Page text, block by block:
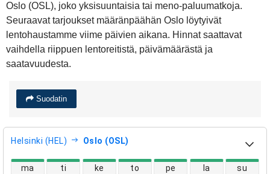
Oslo (OSL), joko yksisuuntaisia tai meno-paluumatkoja.
Seuraavat tarjoukset määränpäähän Oslo löytyivät
lentohaustamme viime päivien aikana. Hinnat saattavat
vaihdella riippuen lentoreitistä, päivämäärästä ja
saatavuudesta.
Suodatin
Helsinki (HEL) Oslo (OSL)
suorien lentojen saatavuus
ma ti ke to pe la su